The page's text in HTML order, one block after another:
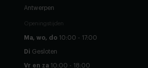
Antwerpen
Openingstijden
Ma, wo, do 10:00 - 17:00
Di Gesloten
Vr en za 10:00 - 18:00